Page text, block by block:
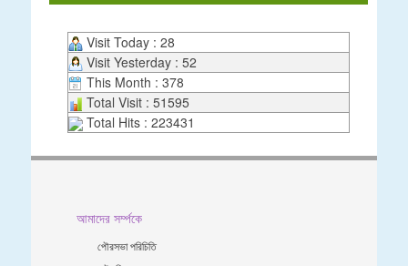
Visit Today : 28
Visit Yesterday : 52
This Month : 378
Total Visit : 51595
Total Hits : 223431
আমাদের সর্ম্পকে
পৌরসভা পরিচিতি